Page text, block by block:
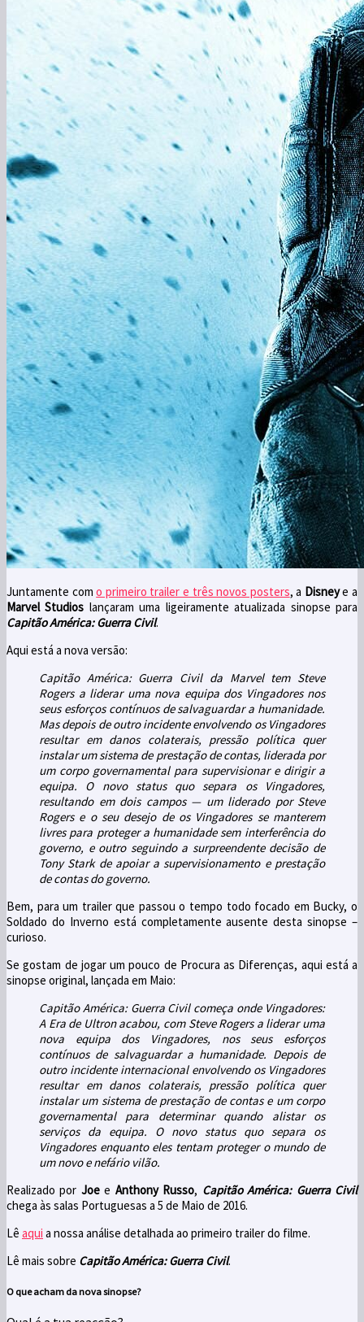
Juntamente como primeiro trailer e três novos posters, a Disneye a
Marvel Studios lançaram uma ligeiramente atualizada sinopse para
Capitão América: Guerra Civil.
Aqui está a nova versão:
Capitão América: Guerra Civil da Marvel tem Steve
Rogers a liderar uma nova equipa dos Vingadores nos
seus esforços contínuos de salvaguardar a humanidade.
Mas depois de outro incidente envolvendo os Vingadores
resultar em danos colaterais, pressão política quer
instalar um sistema de prestação de contas, liderada por
um corpo governamental para supervisionar e dirigir a
equipa. O novo status quo separa os Vingadores,
resultando em dois campos — um liderado por Steve
Rogers e o seu desejo de os Vingadores se manterem
livres para proteger a humanidade sem interferência do
governo, e outro seguindo a surpreendente decisão de
Tony Stark de apoiar a supervisionamento e prestação
de contas do governo.
Bem, para um trailer que passou o tempo todo focado em Bucky, o
Soldado do Inverno está completamente ausente desta sinopse –
curioso.
Se gostam de jogar um pouco de Procura as Diferenças, aqui está a
sinopse original, lançada em Maio:
Capitão América: Guerra Civil começa onde Vingadores:
A Era de Ultron acabou, com Steve Rogers a liderar uma
nova equipa dos Vingadores, nos seus esforços
contínuos de salvaguardar a humanidade. Depois de
outro incidente internacional envolvendo os Vingadores
resultar em danos colaterais, pressão política quer
instalar um sistema de prestação de contas e um corpo
governamental para determinar quando alistar os
serviços da equipa. O novo status quo separa os
Vingadores enquanto eles tentam proteger o mundo de
um novo e nefário vilão.
Realizado por Joee Anthony Russo, Capitão América: Guerra Civil
chega às salas Portuguesas a 5 de Maio de 2016.
Lê aqui a nossa análise detalhada ao primeiro trailer do filme.
Lê mais sobre Capitão América: Guerra Civil.
O que acham da nova sinopse?